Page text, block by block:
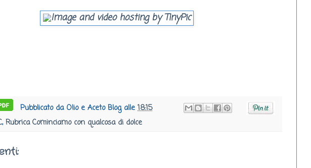
Pubblicato da Olio e Aceto Blog alle18:15
,Rubrica Cominciamo con qualcosa di dolce